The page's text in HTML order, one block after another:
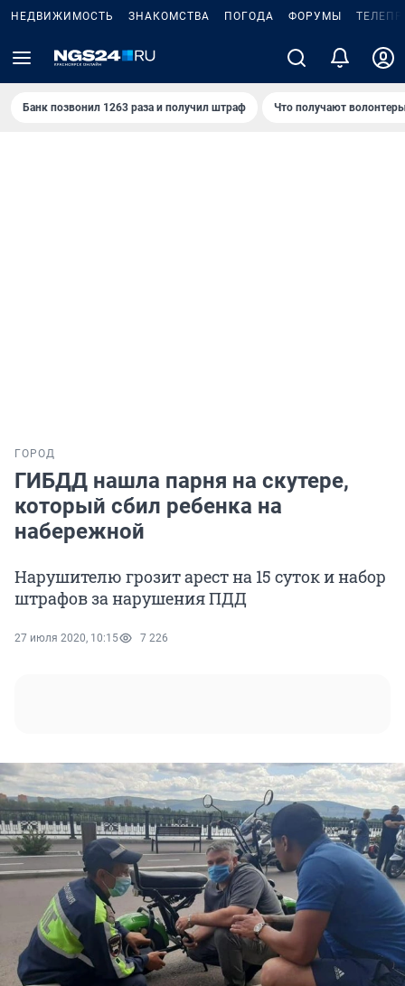
НЕДВИЖИМОСТЬ ЗНАКОМСТВА ПОГОДА ФОРУМЫ
Банк позвонил 1263 раза и получил штраф Что получают
ГОРОД
ГИБДД нашла парня на скутере,
который сбил ребенка на
набережной
Нарушителю грозит арест на 15 суток и набор
штрафов за нарушения ПДД
27 июля 2020, 10:15 7 226